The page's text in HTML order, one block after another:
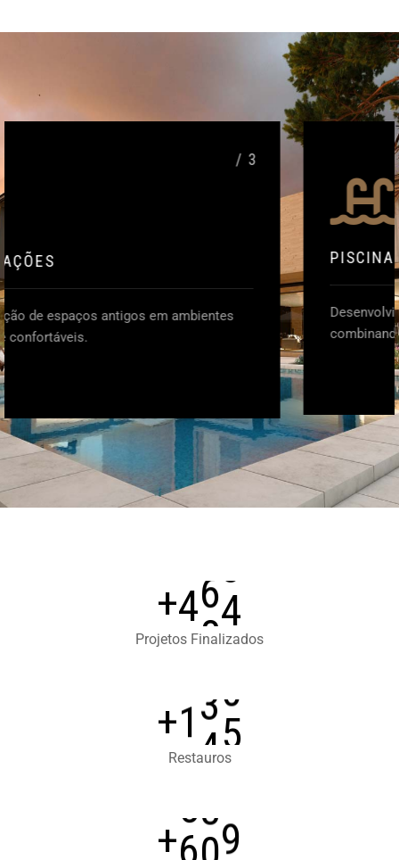
PISCINAS
Desenvolvimento de piscinas elegantes e funcionais,
combinando estética.
+480
Projetos Finalizados
+140
Restauros
+620